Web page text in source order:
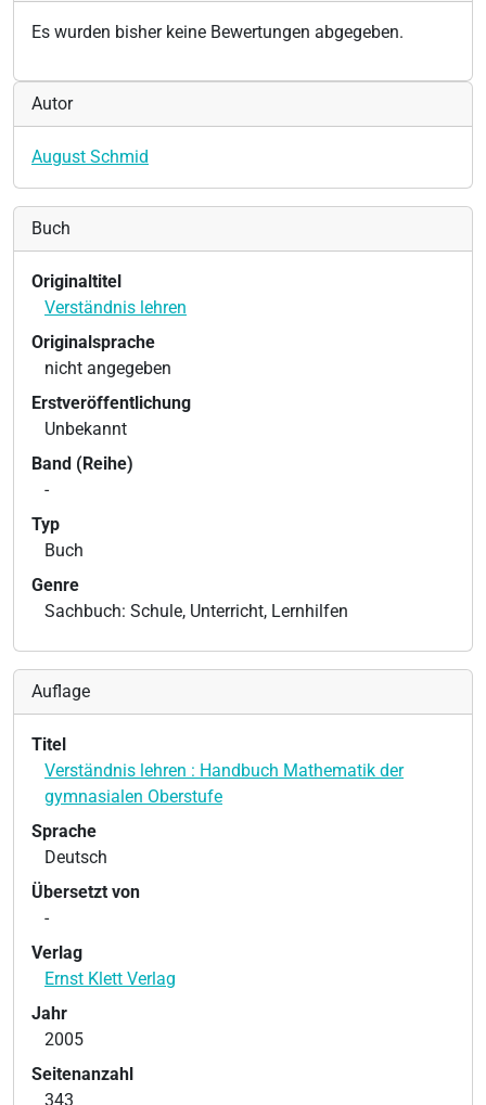
Es wurden bisher keine Bewertungen abgegeben.
Autor
August Schmid
Buch
Originaltitel
Verständnis lehren
Originalsprache
nicht angegeben
Erstveröffentlichung
Unbekannt
Band (Reihe)
-
Typ
Buch
Genre
Sachbuch: Schule, Unterricht, Lernhilfen
Auflage
Titel
Verständnis lehren : Handbuch Mathematik der
gymnasialen Oberstufe
Sprache
Deutsch
Übersetzt von
-
Verlag
Ernst Klett Verlag
Jahr
2005
Seitenanzahl
343